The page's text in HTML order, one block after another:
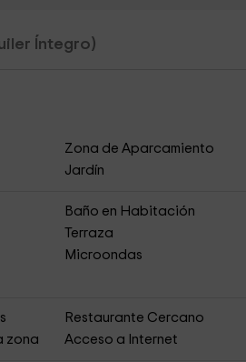
Íntegro)
Zona de Aparcamiento
Jardín
Baño en Habitación
Terraza
Microondas
Restaurante Cercano
zona Acceso a Internet